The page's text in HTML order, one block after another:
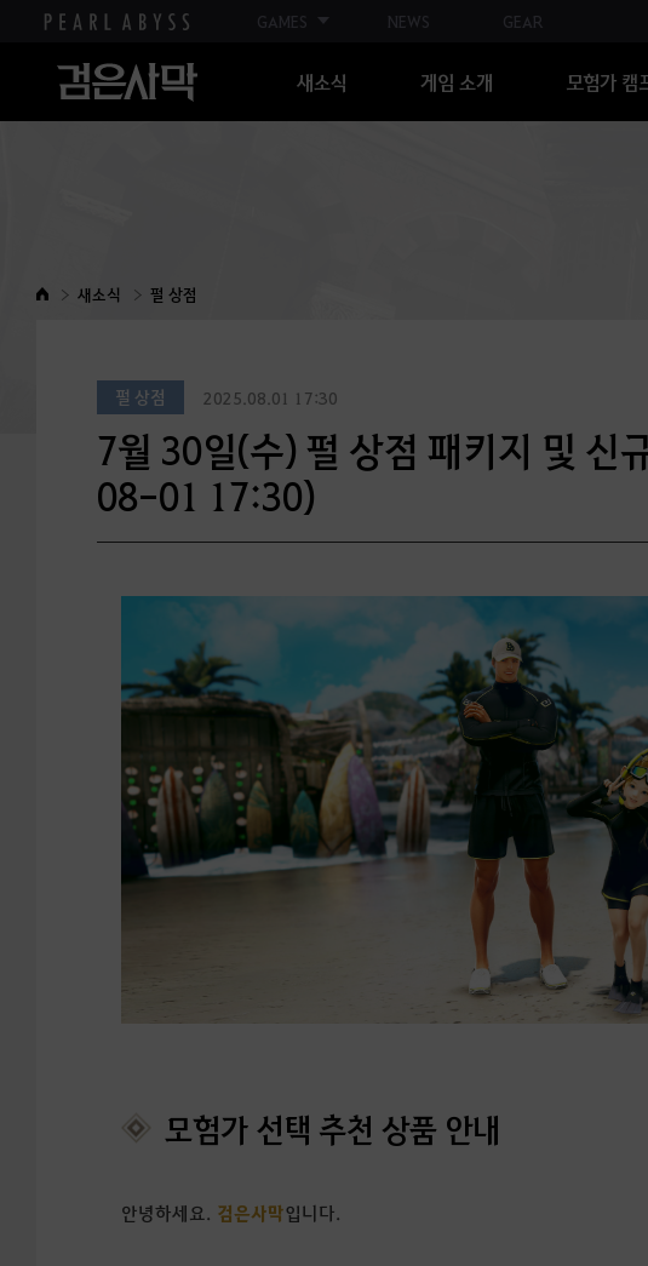
GAMES NEWS GEAR
새소식 게임 소개 모험가 캠
새소식 펄 상점
펄 상점 2025.08.01 17:30
7월 30일(수) 펄 상점 패키지 및 신
08-01 17:30)
모험가 선택 추천 상품 안내
안녕하세요. 검은사막입니다.